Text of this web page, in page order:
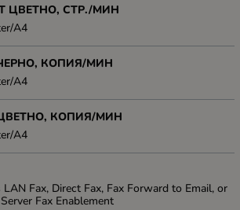
ЦВЕТНО, СТР./МИН
A4
КОПИЯ/МИН
A4
КОПИЯ/МИН
A4
Fax, Direct Fax, Fax Forward to Email, or
Fax Enablement